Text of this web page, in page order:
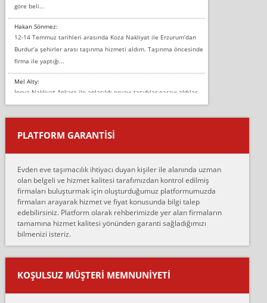
göre beli...
Hakan Sönmez:
12-14 Temmuz tarihleri arasında Koza Nakliyat ile Erzurum’dan
Burdur’a şehirler arası taşınma hizmeti aldım. Taşınma öncesinde
firma ile yaptığı...
Mel Alty:
İnova Nakliyat Ankara ile anlaşıldı eşyayı taşıdılar parayı aldılar.
Salon duvarına bir baktım birisi boydan alüminyum renkli bantı
yapıştırm...
Murat:
çalıştıklarını, müş...
Ahmet:
Lüleburgaz güngünes evden eve naklyat eşyalarımı taşımak için
anlaştık sabah eve geldiklerinde de eşyalarımı düzgün şekilde
sarcaz demelerine r...
mehmet güldü:
Ankara ALİCANLAR NAKLİYAT Tutarsız ve ticari ahlak problemleri
var verdikleri fiyat teklifini arttırdılar. Sonrasında taşıma gününde
oldukça tutarsı...
PLATFORM GARANTİSİ
Evden eve taşımacılık ihtiyacı duyan kişiler ile alanında uzman
olan belgeli ve hizmet kalitesi tarafımızdan kontrol edilmiş
firmaları buluşturmak için oluşturduğumuz platformumuzda
firmaları arayarak hizmet ve fiyat konusunda bilgi talep
edebilirsiniz. Platform olarak rehberimizde yer alan firmaların
tamamına hizmet kalitesi yönünden garanti sağladığımızı
bilmenizi isteriz.
KOŞULSUZ MÜŞTERI MEMNUNIYETI